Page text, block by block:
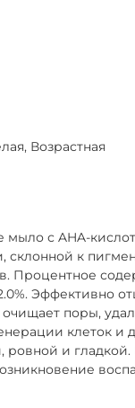
Возрастная
мыло с AHA-
склонной к
Процентное
Эффективно
поры,
клеток и
и гладкой.